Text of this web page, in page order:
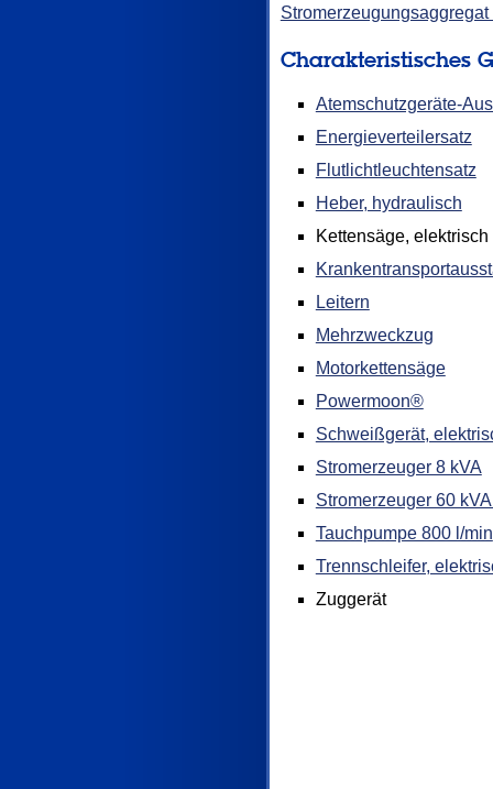
Stromerzeugungsaggregat
Charakteristisches
Atemschutzgeräte-
Energieverteilersatz
Flutlichtleuchtensatz
Heber, hydraulisch
Kettensäge, elektrisch
Leitern
Mehrzweckzug
Motorkettensäge
Powermoon®
Schweißgerät,
Stromerzeuger 8 kVA
Stromerzeuger 60
Tauchpumpe 800 l/min
Trennschleifer,
Zuggerät